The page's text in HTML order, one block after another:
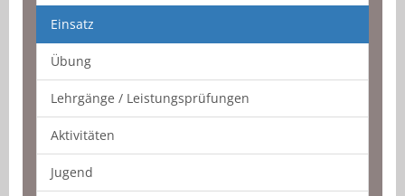
Einsatz
Übung
Lehrgänge / Leistungsprüfungen
Aktivitäten
Jugend